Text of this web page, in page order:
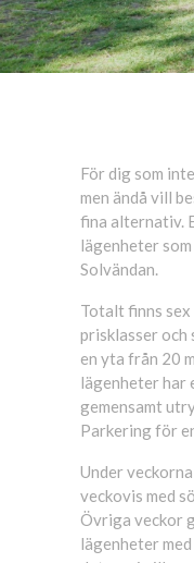
För dig som
men ändå vill
fina alternativ.
lägenheter
Solvändan.
Totalt finns
prisklasser och
en yta från 20
lägenheter har
gemensamt
Parkering för
Under
veckovis med
Övriga veckor
lägenheter